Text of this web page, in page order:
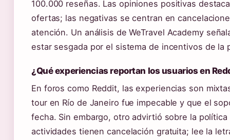
100.000 reseñas. Las opiniones positivas
ofertas; las negativas se centran en
atención. Un análisis de WeTravel Academy
estar sesgada por el sistema de incentivos de la
¿Qué experiencias reportan los usuarios en
En foros como Reddit, las experiencias son
tour en Río de Janeiro fue impecable y que el
fecha. Sin embargo, otro advirtió sobre la
actividades tienen cancelación gratuita; lee la